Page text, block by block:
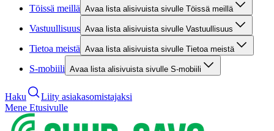
Töissä meillä Avaa lista alisivuista sivulle Töissä meillä
Vastuullisuus Avaa lista alisivuista sivulle Vastuullisuus
Tietoa meistä Avaa lista alisivuista sivulle Tietoa meistä
S-mobiili Avaa lista alisivuista sivulle S-mobiili
Haku
Liity asiakasomistajaksi
Mene Etusivulle